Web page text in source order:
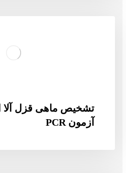
تشخیص ماهی قزل آلا
آزمون PCR